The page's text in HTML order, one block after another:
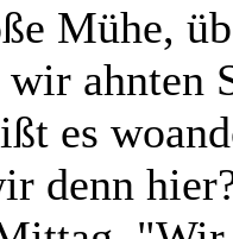
Mühe,
ahnten
es
denn